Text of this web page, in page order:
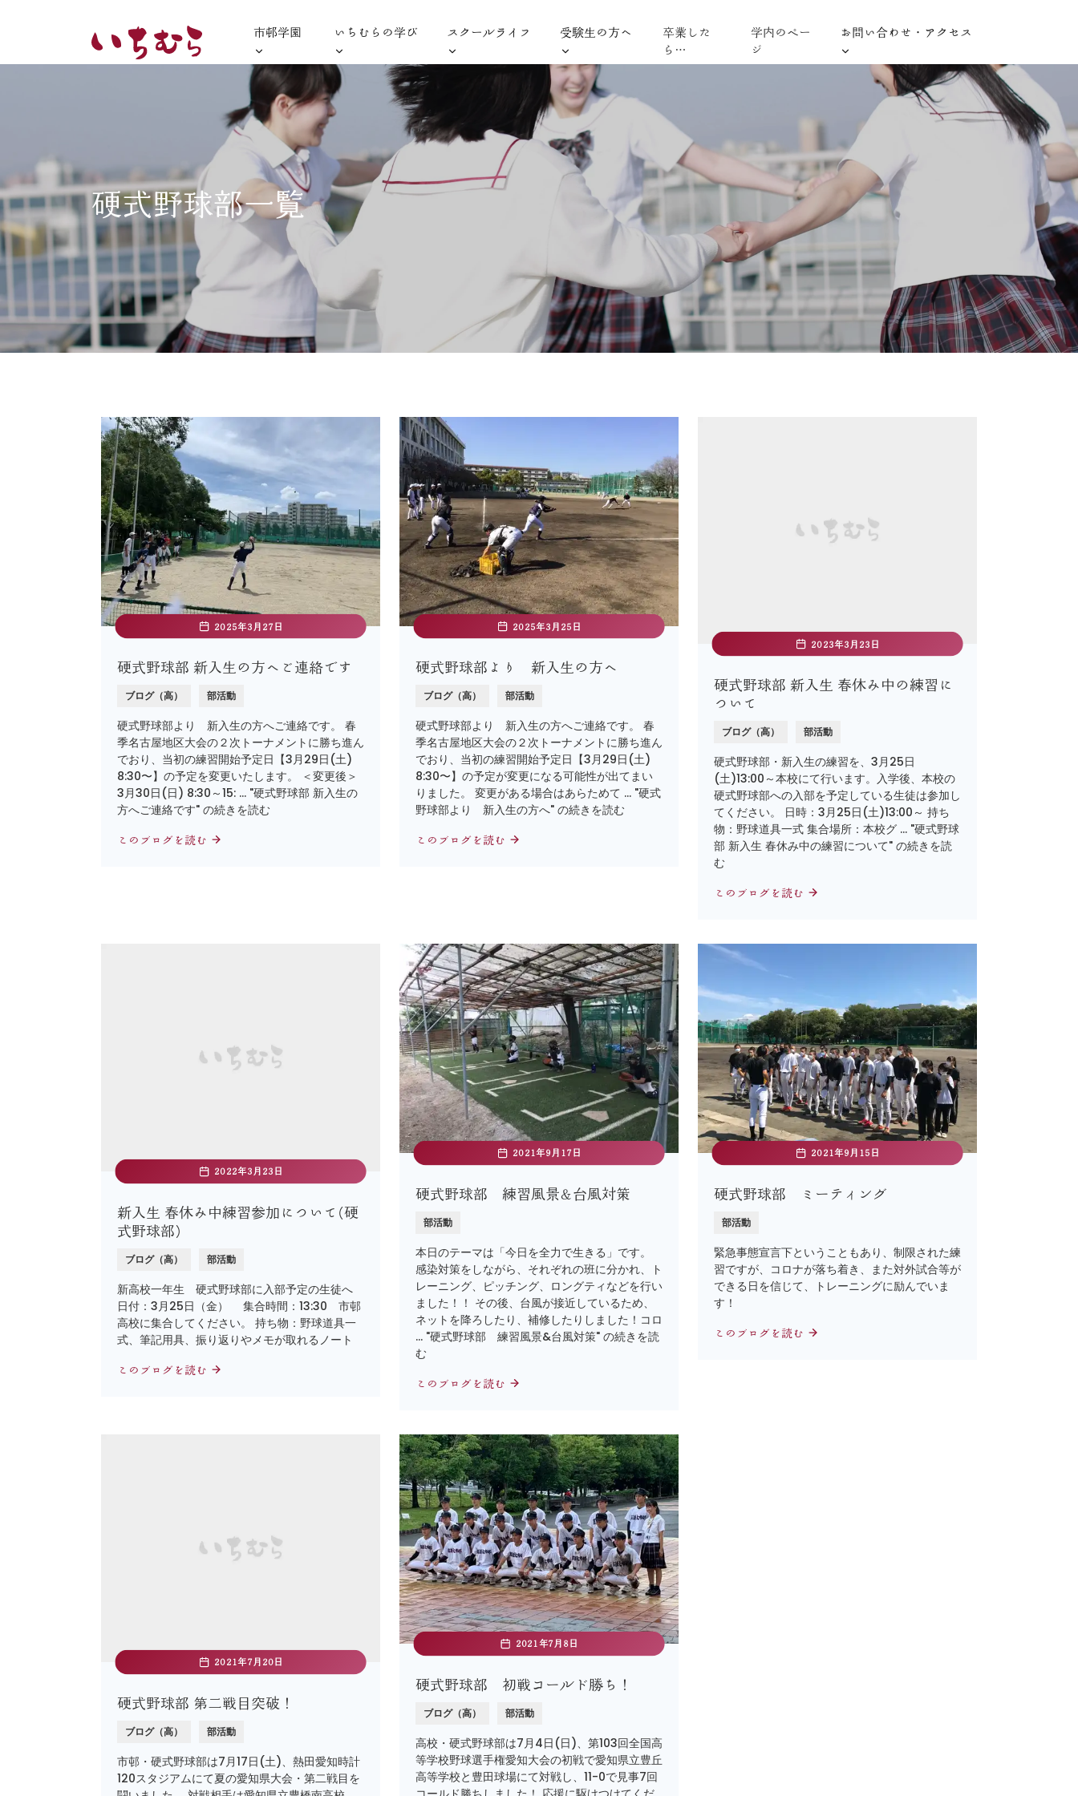
市邨学園 いちむらの学び スクールライフ 受験生の方へ
卒業した
ら…
学内のペー
ジ
お問い合わせ・アクセス
硬式野球部一覧
2025年3月27日
硬式野球部 新入生の方へご連絡です
ブログ（高） 部活動
硬式野球部より 新入生の方へご連絡です。 春
季名古屋地区大会の２次トーナメントに勝ち進ん
でおり、当初の練習開始予定日【3月29日(土)
8:30〜】の予定を変更いたします。 ＜変更後＞
3月30日(日) 8:30～15: … "硬式野球部 新入生の
方へご連絡です" の続きを読む
このブログを読む
2025年3月25日
硬式野球部より 新入生の方へ
ブログ（高） 部活動
硬式野球部より 新入生の方へご連絡です。 春
季名古屋地区大会の２次トーナメントに勝ち進ん
でおり、当初の練習開始予定日【3月29日(土)
8:30〜】の予定が変更になる可能性が出てまい
りました。 変更がある場合はあらためて … "硬式
野球部より 新入生の方へ" の続きを読む
このブログを読む
2023年3月23日
硬式野球部 新入生 春休み中の練習に
ついて
ブログ（高） 部活動
硬式野球部・新入生の練習を、3月25日
(土)13:00～本校にて行います。入学後、本校の
硬式野球部への入部を予定している生徒は参加し
てください。 日時：3月25日(土)13:00～ 持ち
物：野球道具一式 集合場所：本校グ … "硬式野球
部 新入生 春休み中の練習について" の続きを読
む
このブログを読む
2022年3月23日
新入生 春休み中練習参加について(硬
式野球部)
ブログ（高） 部活動
新高校一年生 硬式野球部に入部予定の生徒へ
日付：3月25日（金） 集合時間：13:30 市邨
高校に集合してください。 持ち物：野球道具一
式、筆記用具、振り返りやメモが取れるノート
このブログを読む
2021年9月17日
硬式野球部 練習風景&台風対策
部活動
本日のテーマは「今日を全力で生きる」です。
感染対策をしながら、それぞれの班に分かれ、ト
レーニング、ピッチング、ロングティなどを行い
ました！！ その後、台風が接近しているため、
ネットを降ろしたり、補修したりしました！コロ
… "硬式野球部 練習風景&台風対策" の続きを読
む
このブログを読む
2021年9月15日
硬式野球部 ミーティング
部活動
緊急事態宣言下ということもあり、制限された練
習ですが、コロナが落ち着き、また対外試合等が
できる日を信じて、トレーニングに励んでいま
す！
このブログを読む
2021年7月20日
硬式野球部 第二戦目突破！
ブログ（高） 部活動
市邨・硬式野球部は7月17日(土)、熱田愛知時計
120スタジアムにて夏の愛知県大会・第二戦目を
2021年7月8日
硬式野球部 初戦コールド勝ち！
ブログ（高） 部活動
高校・硬式野球部は7月4日(日)、第103回全国高
等学校野球選手権愛知大会の初戦で愛知県立豊丘
高等学校と豊田球場にて対戦し、11-0で見事7回